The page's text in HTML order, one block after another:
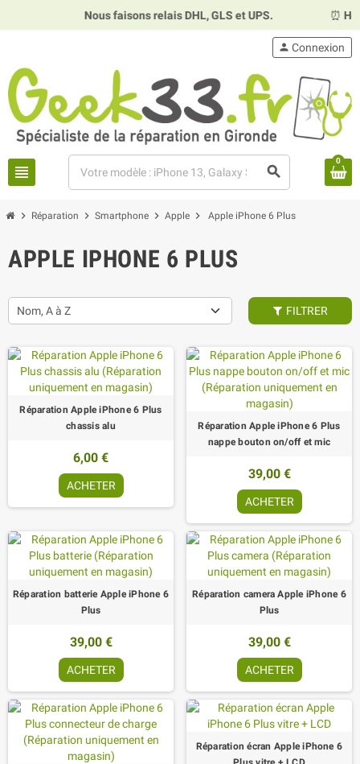
Nous faisons relais DHL, GLS et UPS. Horaires :
view_headline search
person Connexion
0
chevron_right Réparation chevron_right Smartphone chevron_right Apple chevron_right Apple iPhone 6 Plus
APPLE IPHONE 6 PLUS
Nom, A à Z FILTRER
Réparation Apple iPhone 6 Plus
chassis alu
6,00 €
ACHETER
Réparation Apple iPhone 6 Plus
nappe bouton on/off et mic
39,00 €
ACHETER
Réparation batterie Apple iPhone 6
Plus
39,00 €
ACHETER
Réparation camera Apple iPhone 6
Plus
39,00 €
ACHETER
Réparation écran Apple iPhone 6